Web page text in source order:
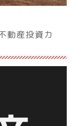
動産投資カ